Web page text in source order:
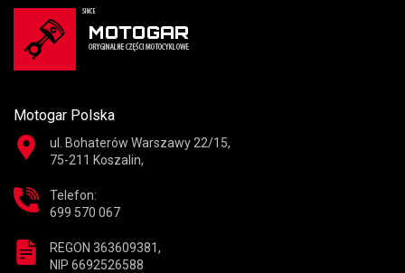
Motogar Polska
ul. Bohaterów Warszawy 22/15,
75-211 Koszalin,
Telefon:
699 570 067
REGON 363609381,
NIP 6692526588